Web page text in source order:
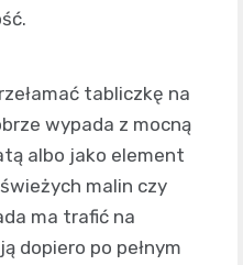
tabliczkę na
wypada z mocną
albo jako element
malin czy
ma trafić na
dopiero po pełnym